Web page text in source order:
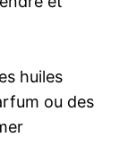
huiles
ou des